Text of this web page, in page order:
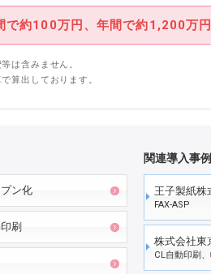
で約100万円、年間で約1,200万
は含みません。
算出しております。
ン化
刷
関連導入事例
王子製紙株
FAX-ASP
株式会社東
CL自動印刷